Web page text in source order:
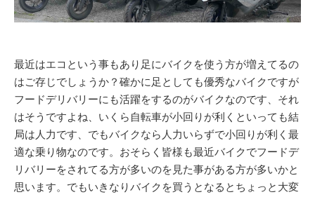
最近はエコという事もあり足にバイクを使う方が増えてるの
はご存じでしょうか？確かに足としても優秀なバイクですが
フードデリバリーにも活躍をするのがバイクなのです、それ
はそうですよね、いくら自転車が小回りが利くといっても結
局は人力です、でもバイクなら人力いらずで小回りが利く最
適な乗り物なのです。おそらく皆様も最近バイクでフードデ
リバリーをされてる方が多いのを見た事がある方が多いかと
思います。でもいきなりバイクを買うとなるとちょっと大変